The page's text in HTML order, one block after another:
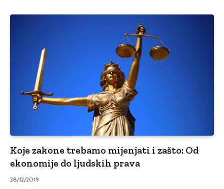
Koje zakone trebamo mijenjati i zašto: Od
ekonomije do ljudskih prava
28/12/2019